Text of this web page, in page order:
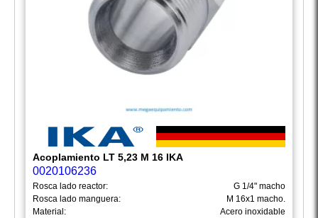
Acoplamiento LT 5,23 M 16 IKA
0020106236
Rosca lado reactor:
G 1/4" macho
Rosca lado manguera:
M 16x1 macho.
Material:
Acero inoxidable